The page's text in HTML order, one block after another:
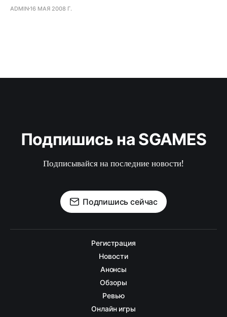
ADMIN16 МАЯ 2008 Г.
Подпишись на SGAMES
Подписывайся на последние новости!
Подпишись сейчас
Регистрация
Новости
Анонсы
Обзоры
Ревью
Онлайн игры